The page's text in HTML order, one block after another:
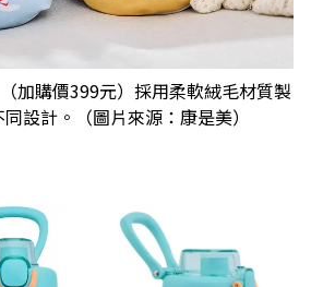
加購價399元）採用柔軟絨毛材質製
設計。（圖片來源：康是美）